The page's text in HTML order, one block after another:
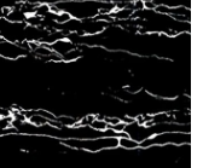
- 9651